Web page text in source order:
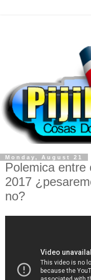
Monday, August 21
Polemica entre
2017
no?